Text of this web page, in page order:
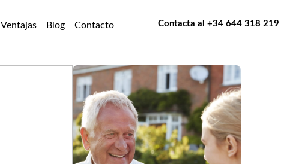
Ventajas Blog Contacto Contacta al +34 644 318 219